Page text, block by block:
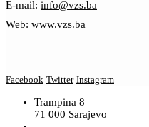
E-mail: info@vzs.ba
Web: www.vzs.ba
Facebook Twitter Instagram
Trampina 8
71 000 Sarajevo